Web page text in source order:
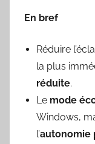
En bref
Réduire
la plus
réduite.
Le mode
Windows,
l’autonomie